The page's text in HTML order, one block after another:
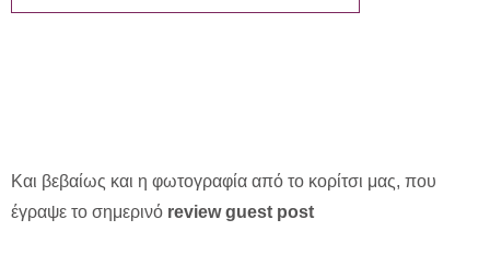
Και βεβαίως και η φωτογραφία από το κορίτσι μας, που
έγραψε το σημερινό review guest post